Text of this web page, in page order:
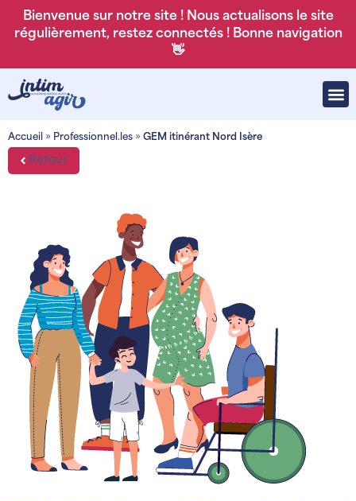
Bienvenue sur notre site ! Nous actualisons le site
régulièrement, restez connectés ! Bonne navigation
👋
Accueil » Professionnel.les » GEM itinérant Nord Isère
Retour